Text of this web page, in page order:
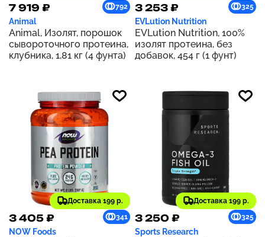
7 919 ₽ 792
Animal
Animal, Изолят, порошок
сывороточного протеина,
клубника, 1,81 кг (4 фунта)
3 253 ₽ 325
EVLution Nutrition
EVLution Nutrition, 100%
изолят протеина, без
добавок, 454 г (1 фунт)
Доставка 199 р.
3 405 ₽ 341
NOW Foods
Доставка 199 р.
3 250 ₽ 325
Sports Research